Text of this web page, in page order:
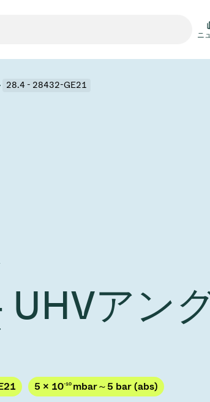
ニ
on Half-
pursuant to Art. 53
Acquisition of
Ad hoc announcement
28.4 - 28432-GE21
UHVアン
5 × 10-10 mbar～5 bar (abs)